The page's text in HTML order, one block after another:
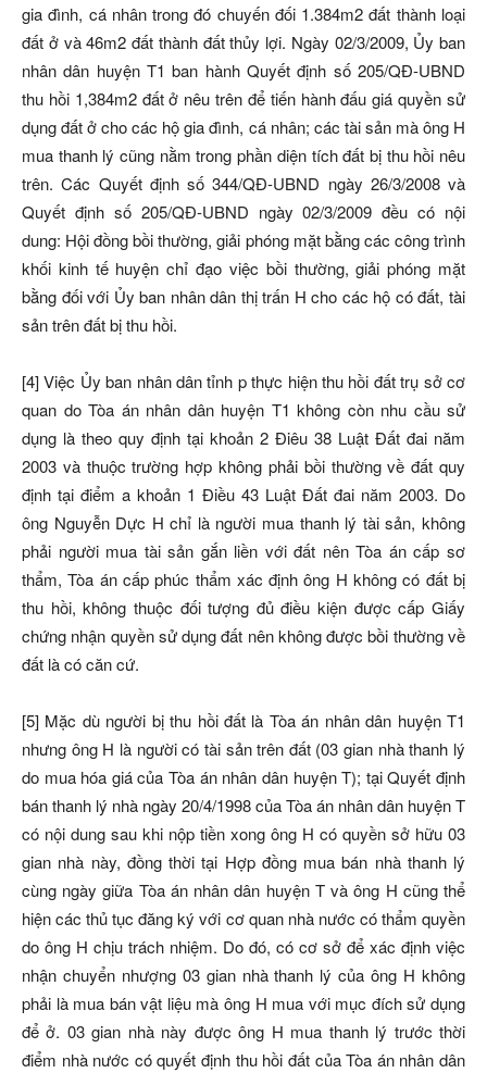
gia đình, cá nhân trong đó chuyến đối 1.384m2 đất thành loại
đất ở và 46m2 đất thành đất thủy lợi. Ngày 02/3/2009, Ủy ban
nhân dân huyện T1 ban hành Quyết định số 205/QĐ-UBND
thu hồi 1,384m2 đất ở nêu trên để tiến hành đấu giá quyền sử
dụng đất ở cho các hộ gia đình, cá nhân; các tài sản mà ông H
mua thanh lý cũng nằm trong phần diện tích đất bị thu hồi nêu
trên. Các Quyết định số 344/QĐ-UBND ngày 26/3/2008 và
Quyết định số 205/QĐ-UBND ngày 02/3/2009 đều có nội
dung: Hội đồng bồi thường, giải phóng mặt bằng các công trình
khối kinh tế huyện chỉ đạo việc bồi thường, giải phóng mặt
bằng đối với Ủy ban nhân dân thị trấn H cho các hộ có đất, tài
sản trên đất bị thu hồi.
[4] Việc Ủy ban nhân dân tỉnh p thực hiện thu hồi đất trụ sở cơ
quan do Tòa án nhân dân huyện T1 không còn nhu cầu sử
dụng là theo quy định tại khoản 2 Điêu 38 Luật Đất đai năm
2003 và thuộc trường hợp không phải bồi thường về đất quy
định tại điểm a khoản 1 Điều 43 Luật Đất đai năm 2003. Do
ông Nguyễn Dực H chỉ là người mua thanh lý tài sản, không
phải người mua tài sản gắn liền với đất nên Tòa án cấp sơ
thẩm, Tòa án cấp phúc thẩm xác định ông H không có đất bị
thu hồi, không thuộc đối tượng đủ điều kiện được cấp Giấy
chứng nhận quyền sử dụng đất nên không được bồi thường về
đất là có căn cứ.
[5] Mặc dù người bị thu hồi đất là Tòa án nhân dân huyện T1
nhưng ông H là người có tài sản trên đất (03 gian nhà thanh lý
do mua hóa giá của Tòa án nhân dân huyện T); tại Quyết định
bán thanh lý nhà ngày 20/4/1998 của Tòa án nhân dân huyện T
có nội dung sau khi nộp tiền xong ông H có quyền sở hữu 03
gian nhà này, đồng thời tại Hợp đồng mua bán nhà thanh lý
cùng ngày giữa Tòa án nhân dân huyện T và ông H cũng thể
hiện các thủ tục đăng ký với cơ quan nhà nước có thẩm quyền
do ông H chịu trách nhiệm. Do đó, có cơ sở để xác định việc
nhận chuyển nhượng 03 gian nhà thanh lý của ông H không
phải là mua bán vật liệu mà ông H mua với mục đích sử dụng
để ở. 03 gian nhà này được ông H mua thanh lý trước thời
điểm nhà nước có quyết định thu hồi đất của Tòa án nhân dân